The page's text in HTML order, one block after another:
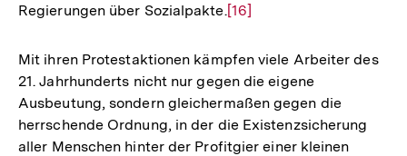
Regierungen über Sozialpakte.Zur
der
Fußnote
[16]
Mit ihren Protestaktionen kämpfen viele Arbeiter des
21. Jahrhunderts nicht nur gegen die eigene
Ausbeutung, sondern gleichermaßen gegen die
herrschende Ordnung, in der die Existenzsicherung
aller Menschen hinter der Profitgier einer kleinen